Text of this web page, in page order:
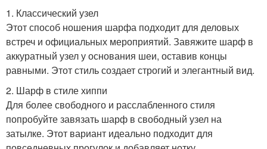
1. Классический узел
Этот способ ношения шарфа подходит для деловых
встреч и официальных мероприятий. Завяжите шарф в
аккуратный узел у основания шеи, оставив концы
равными. Этот стиль создает строгий и элегантный вид.
2. Шарф в стиле хиппи
Для более свободного и расслабленного стиля
попробуйте завязать шарф в свободный узел на
затылке. Этот вариант идеально подходит для